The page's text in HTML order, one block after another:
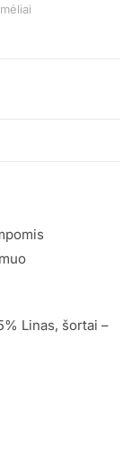
Linas, šortai –